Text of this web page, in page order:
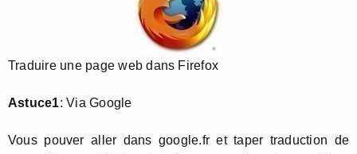
Traduire une page web dans Firefox
Astuce1: Via Google
Vous pouver aller dans google.fr et taper traduction de